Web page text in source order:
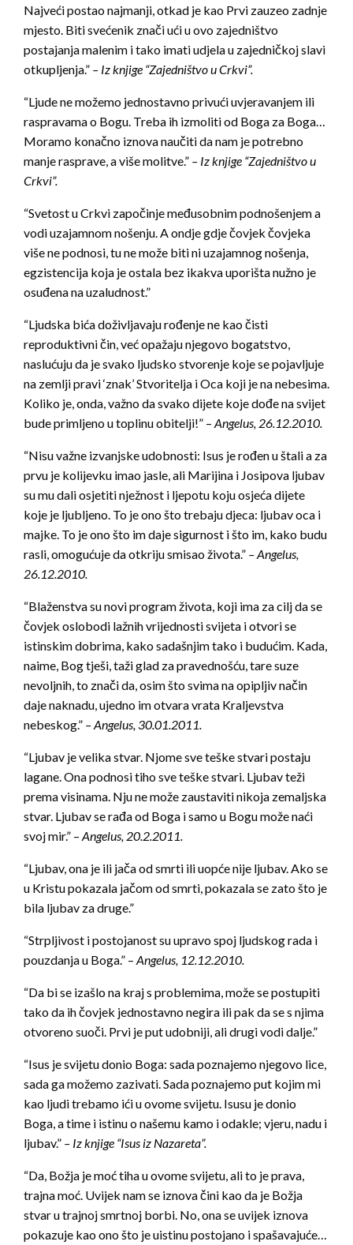
Najveći postao najmanji, otkad je kao Prvi zauzeo zadnje
mjesto. Biti svećenik znači ući u ovo zajedništvo
postajanja malenim i tako imati udjela u zajedničkoj slavi
otkupljenja.” – Iz knjige “Zajedništvo u Crkvi”.
“Ljude ne možemo jednostavno privući uvjeravanjem ili
raspravama o Bogu. Treba ih izmoliti od Boga za Boga…
Moramo konačno iznova naučiti da nam je potrebno
manje rasprave, a više molitve.” – Iz knjige “Zajedništvo u
Crkvi”.
“Svetost u Crkvi započinje međusobnim podnošenjem a
vodi uzajamnom nošenju. A ondje gdje čovjek čovjeka
više ne podnosi, tu ne može biti ni uzajamnog nošenja,
egzistencija koja je ostala bez ikakva uporišta nužno je
osuđena na uzaludnost.”
“Ljudska bića doživljavaju rođenje ne kao čisti
reproduktivni čin, već opažaju njegovo bogatstvo,
naslućuju da je svako ljudsko stvorenje koje se pojavljuje
na zemlji pravi ‘znak’ Stvoritelja i Oca koji je na nebesima.
Koliko je, onda, važno da svako dijete koje dođe na svijet
bude primljeno u toplinu obitelji!” – Angelus, 26.12.2010.
“Nisu važne izvanjske udobnosti: Isus je rođen u štali a za
prvu je kolijevku imao jasle, ali Marijina i Josipova ljubav
su mu dali osjetiti nježnost i ljepotu koju osjeća dijete
koje je ljubljeno. To je ono što trebaju djeca: ljubav oca i
majke. To je ono što im daje sigurnost i što im, kako budu
rasli, omogućuje da otkriju smisao života.” – Angelus,
26.12.2010.
“Blaženstva su novi program života, koji ima za cilj da se
čovjek oslobodi lažnih vrijednosti svijeta i otvori se
istinskim dobrima, kako sadašnjim tako i budućim. Kada,
naime, Bog tješi, taži glad za pravednošću, tare suze
nevoljnih, to znači da, osim što svima na opipljiv način
daje naknadu, ujedno im otvara vrata Kraljevstva
nebeskog.” – Angelus, 30.01.2011.
“Ljubav je velika stvar. Njome sve teške stvari postaju
lagane. Ona podnosi tiho sve teške stvari. Ljubav teži
prema visinama. Nju ne može zaustaviti nikoja zemaljska
stvar. Ljubav se rađa od Boga i samo u Bogu može naći
svoj mir.” – Angelus, 20.2.2011.
“Ljubav, ona je ili jača od smrti ili uopće nije ljubav. Ako se
u Kristu pokazala jačom od smrti, pokazala se zato što je
bila ljubav za druge.”
“Strpljivost i postojanost su upravo spoj ljudskog rada i
pouzdanja u Boga.” – Angelus, 12.12.2010.
“Da bi se izašlo na kraj s problemima, može se postupiti
tako da ih čovjek jednostavno negira ili pak da se s njima
otvoreno suoči. Prvi je put udobniji, ali drugi vodi dalje.”
“Isus je svijetu donio Boga: sada poznajemo njegovo lice,
sada ga možemo zazivati. Sada poznajemo put kojim mi
kao ljudi trebamo ići u ovome svijetu. Isusu je donio
Boga, a time i istinu o našemu kamo i odakle; vjeru, nadu i
ljubav.” – Iz knjige “Isus iz Nazareta”.
“Da, Božja je moć tiha u ovome svijetu, ali to je prava,
trajna moć. Uvijek nam se iznova čini kao da je Božja
stvar u trajnoj smrtnoj borbi. No, ona se uvijek iznova
pokazuje kao ono što je uistinu postojano i spašavajuće…